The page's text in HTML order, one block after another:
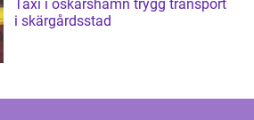
Taxi i oskarshamn trygg transport
i skärgårdsstad